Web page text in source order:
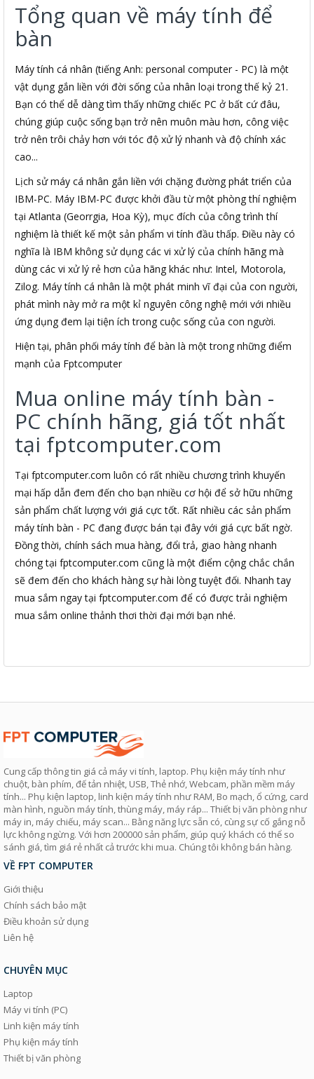
Tổng quan về máy tính để
bàn
Máy tính cá nhân (tiếng Anh: personal computer - PC) là một
vật dụng gắn liền với đời sống của nhân loại trong thế kỷ 21.
Bạn có thể dễ dàng tìm thấy những chiếc PC ở bất cứ đâu,
chúng giúp cuộc sống bạn trở nên muôn màu hơn, công việc
trở nên trôi chảy hơn với tóc độ xử lý nhanh và độ chính xác
cao...
Lịch sử máy cá nhân gắn liền với chặng đường phát triển của
IBM-PC. Máy IBM-PC được khởi đầu từ một phòng thí nghiệm
tại Atlanta (Georrgia, Hoa Kỳ), mục đích của công trình thí
nghiệm là thiết kế một sản phẩm vi tính đầu thấp. Điều này có
nghĩa là IBM không sử dụng các vi xử lý của chính hãng mà
dùng các vi xử lý rẻ hơn của hãng khác như: Intel, Motorola,
Zilog. Máy tính cá nhân là một phát minh vĩ đại của con người,
phát mình này mở ra một kỉ nguyên công nghệ mới với nhiều
ứng dụng đem lại tiện ích trong cuộc sống của con người.
Hiện tại, phân phối máy tính để bàn là một trong những điểm
mạnh của Fptcomputer
Mua online máy tính bàn -
PC chính hãng, giá tốt nhất
tại fptcomputer.com
Tại fptcomputer.com luôn có rất nhiều chương trình khuyến
mại hấp dẫn đem đến cho bạn nhiều cơ hội để sở hữu những
sản phẩm chất lượng với giá cực tốt. Rất nhiều các sản phẩm
máy tính bàn - PC đang được bán tại đây với giá cực bất ngờ.
Đồng thời, chính sách mua hàng, đổi trả, giao hàng nhanh
chóng tại fptcomputer.com cũng là một điểm cộng chắc chắn
sẽ đem đến cho khách hàng sự hài lòng tuyệt đối. Nhanh tay
mua sắm ngay tại fptcomputer.com để có được trải nghiệm
mua sắm online thảnh thơi thời đại mới bạn nhé.
Cung cấp thông tin giá cả máy vi tính, laptop. Phụ kiện máy tính như
chuột, bàn phím, đế tản nhiệt, USB, Thẻ nhớ, Webcam, phần mềm máy
tính... Phụ kiện laptop, linh kiện máy tính như RAM, Bo mạch, ổ cứng, card
màn hình, nguồn máy tính, thùng máy, máy ráp... Thiết bị văn phòng như
máy in, máy chiếu, máy scan... Bằng năng lực sẵn có, cùng sự cố gắng nỗ
lực không ngừng. Với hơn 200000 sản phẩm, giúp quý khách có thể so
sánh giá, tìm giá rẻ nhất cả trước khi mua. Chúng tôi không bán hàng.
VỀ FPT COMPUTER
Giới thiệu
Chính sách bảo mật
Điều khoản sử dụng
Liên hệ
CHUYÊN MỤC
Laptop
Máy vi tính (PC)
Linh kiện máy tính
Phụ kiện máy tính
Thiết bị văn phòng